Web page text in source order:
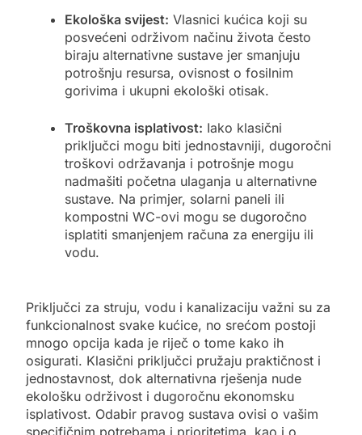
Ekološka svijest: Vlasnici kućica koji su
posvećeni održivom načinu života često
biraju alternativne sustave jer smanjuju
potrošnju resursa, ovisnost o fosilnim
gorivima i ukupni ekološki otisak.
Troškovna isplativost: Iako klasični
priključci mogu biti jednostavniji, dugoročni
troškovi održavanja i potrošnje mogu
nadmašiti početna ulaganja u alternativne
sustave. Na primjer, solarni paneli ili
kompostni WC-ovi mogu se dugoročno
isplatiti smanjenjem računa za energiju ili
vodu.
Priključci za struju, vodu i kanalizaciju važni su za
funkcionalnost svake kućice, no srećom postoji
mnogo opcija kada je riječ o tome kako ih
osigurati. Klasični priključci pružaju praktičnost i
jednostavnost, dok alternativna rješenja nude
ekološku održivost i dugoročnu ekonomsku
isplativost. Odabir pravog sustava ovisi o vašim